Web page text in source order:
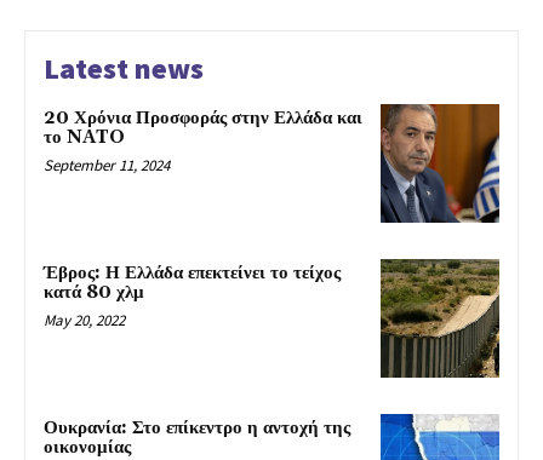
Latest news
20 Χρόνια Προσφοράς στην Ελλάδα και
το NATO
September 11, 2024
Έβρος: Η Ελλάδα επεκτείνει το τείχος
κατά 80 χλμ
May 20, 2022
Ουκρανία: Στο επίκεντρο η αντοχή της
οικονομίας